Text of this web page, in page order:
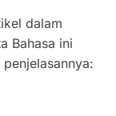
dalam
Bahasa ini